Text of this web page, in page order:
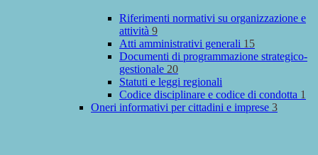
Riferimenti normativi su organizzazione e
attività 9
Atti amministrativi generali 15
Documenti di programmazione strategico-
gestionale 20
Statuti e leggi regionali
Codice disciplinare e codice di condotta 1
Oneri informativi per cittadini e imprese 3